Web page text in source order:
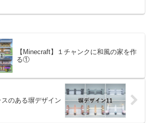
【Minecraft】１チャンクに和風の家を作
る①
スのある塀デザイン